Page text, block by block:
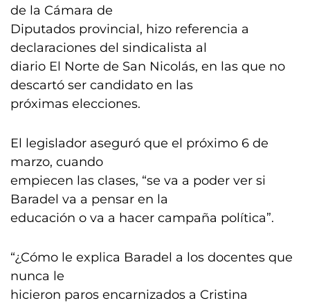
de la Cámara de
Diputados provincial, hizo referencia a
declaraciones del sindicalista al
diario El Norte de San Nicolás, en las que no
descartó ser candidato en las
próximas elecciones.
El legislador aseguró que el próximo 6 de
marzo, cuando
empiecen las clases, “se va a poder ver si
Baradel va a pensar en la
educación o va a hacer campaña política”.
“¿Cómo le explica Baradel a los docentes que
nunca le
hicieron paros encarnizados a Cristina